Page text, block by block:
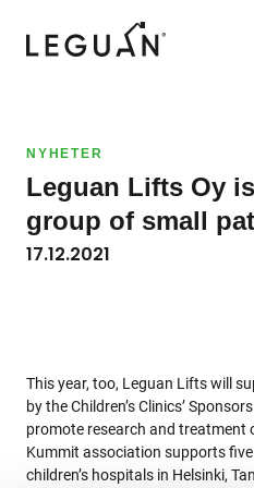
NYHETER
Leguan Lifts Oy
group of small
17.12.2021
This year, too, Leguan Lifts will
by the Children’s Clinics’
promote research and treatment
Kummit association supports five
children’s hospitals in Helsinki,